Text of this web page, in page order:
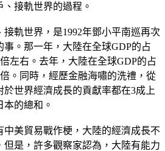
接軌世界的過程。
軌世界，是1992年鄧小平南巡再次
。那一年，大陸在全球GDP的占
左右。去年，大陸在全球GDP的占
。同時，經歷金融海嘯的洗禮，從
於世界經濟成長的貢獻率都在3成上
本的總和。
中美貿易戰作梗，大陸的經濟成長不
是，許多觀察家認為，大陸有能力